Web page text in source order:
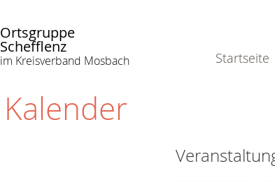
Ortsgruppe
Schefflenz
im Kreisverband Mosbach Startseite
Kalender